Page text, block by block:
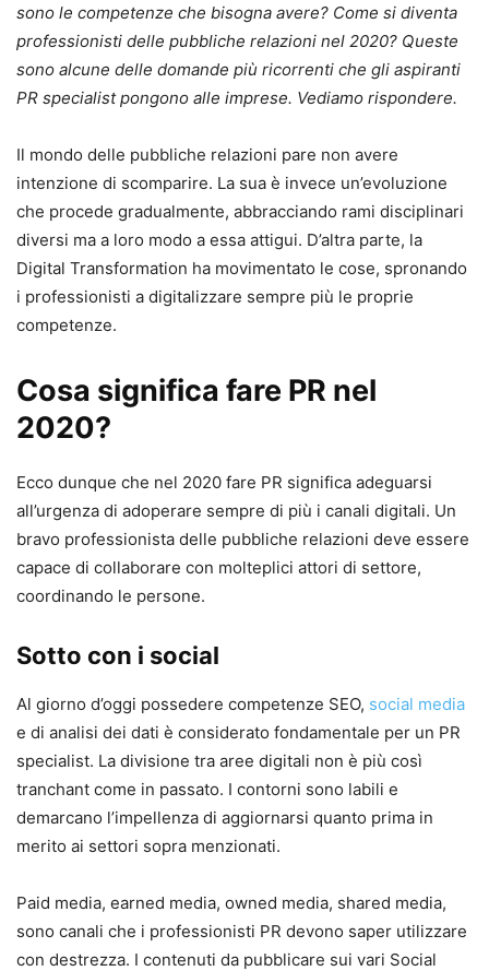
sono le competenze che bisogna avere? Come si diventa
professionisti delle pubbliche relazioni nel 2020? Queste
sono alcune delle domande più ricorrenti che gli aspiranti
PR specialist pongono alle imprese. Vediamo rispondere.
Il mondo delle pubbliche relazioni pare non avere
intenzione di scomparire. La sua è invece un’evoluzione
che procede gradualmente, abbracciando rami disciplinari
diversi ma a loro modo a essa attigui. D’altra parte, la
Digital Transformation ha movimentato le cose, spronando
i professionisti a digitalizzare sempre più le proprie
competenze.
Cosa significa fare PR nel
2020?
Ecco dunque che nel 2020 fare PR significa adeguarsi
all’urgenza di adoperare sempre di più i canali digitali. Un
bravo professionista delle pubbliche relazioni deve essere
capace di collaborare con molteplici attori di settore,
coordinando le persone.
Sotto con i social
Al giorno d’oggi possedere competenze SEO, social media
e di analisi dei dati è considerato fondamentale per un PR
specialist. La divisione tra aree digitali non è più così
tranchant come in passato. I contorni sono labili e
demarcano l’impellenza di aggiornarsi quanto prima in
merito ai settori sopra menzionati.
Paid media, earned media, owned media, shared media,
sono canali che i professionisti PR devono saper utilizzare
con destrezza. I contenuti da pubblicare sui vari Social